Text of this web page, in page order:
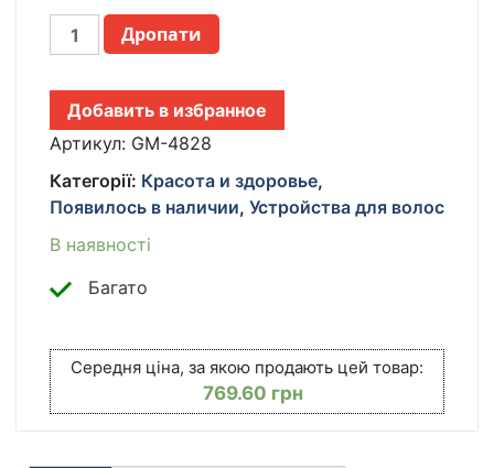
ФЕН-
ЩЕТКА,
C
НАСАДКАМИ
GEMEI
4828
С
НАСАДКОЙ
КІЛЬКІСТЬ
Дропати
Добавить в избранное
Артикул: GM-4828
Категорії: Красота и здоровье,
Появилось в наличии, Устройства для волос
В наявності
Багато
Середня ціна, за якою продають цей товар:
769.60 грн